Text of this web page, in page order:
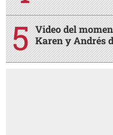
Video del
Karen y Andrés